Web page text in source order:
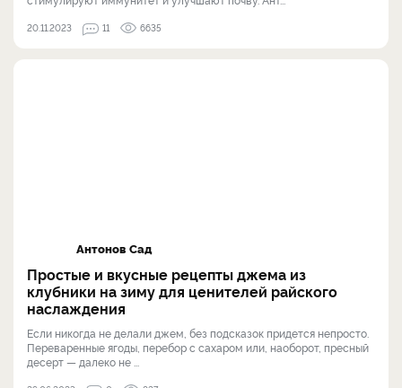
20.11.2023 11 6635
Антонов Сад
Простые и вкусные рецепты джема из
клубники на зиму для ценителей райского
наслаждения
Если никогда не делали джем, без подсказок придется непросто.
Переваренные ягоды, перебор с сахаром или, наоборот, пресный
десерт — далеко не ...